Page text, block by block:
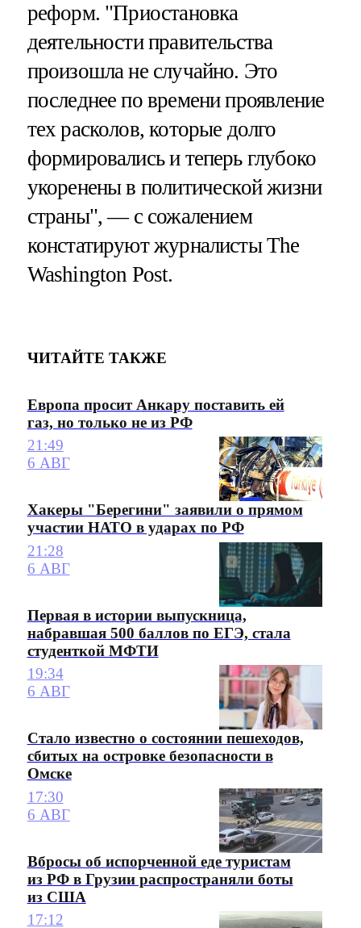
реформ. "Приостановка
деятельности правительства
произошла не случайно. Это
последнее по времени проявление
тех расколов, которые долго
формировались и теперь глубоко
укоренены в политической жизни
страны", — с сожалением
констатируют журналисты The
Washington Post.
ЧИТАЙТЕ ТАКЖЕ
Европа просит Анкару поставить ей
газ, но только не из РФ
21:49
6 АВГ
Хакеры "Берегини" заявили о прямом
участии НАТО в ударах по РФ
21:28
6 АВГ
Первая в истории выпускница,
набравшая 500 баллов по ЕГЭ, стала
студенткой МФТИ
19:34
6 АВГ
Стало известно о состоянии пешеходов,
сбитых на островке безопасности в
Омске
17:30
6 АВГ
Вбросы об испорченной еде туристам
из РФ в Грузии распространяли боты
из США
17:12